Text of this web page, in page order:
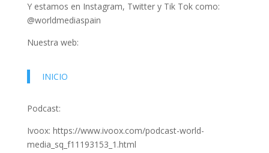
Y estamos en Instagram, Twitter y Tik Tok como:
@worldmediaspain
Nuestra web:
INICIO
Podcast:
Ivoox: https://www.ivoox.com/podcast-world-
media_sq_f11193153_1.html